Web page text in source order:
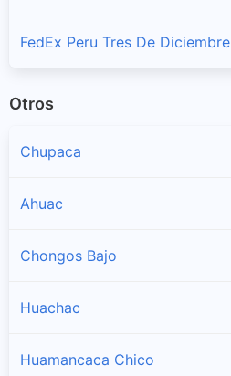
FedEx Peru Tres De Diciembre
Otros
Chupaca
Ahuac
Chongos Bajo
Huachac
Huamancaca Chico